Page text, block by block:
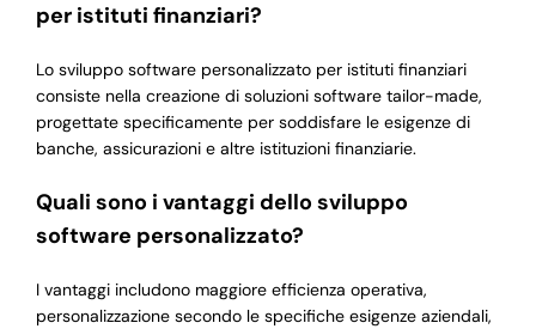
per istituti finanziari?
Lo sviluppo software personalizzato per istituti finanziari
consiste nella creazione di soluzioni software tailor-made,
progettate specificamente per soddisfare le esigenze di
banche, assicurazioni e altre istituzioni finanziarie.
Quali sono i vantaggi dello sviluppo
software personalizzato?
I vantaggi includono maggiore efficienza operativa,
personalizzazione secondo le specifiche esigenze aziendali,